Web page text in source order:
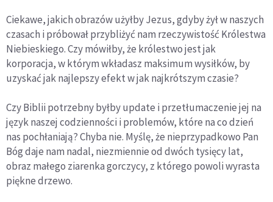
Ciekawe, jakich obrazów użyłby Jezus, gdyby żył w naszych
czasach i próbował przybliżyć nam rzeczywistość Królestwa
Niebieskiego. Czy mówiłby, że królestwo jest jak
korporacja, w którym wkładasz maksimum wysiłków, by
uzyskać jak najlepszy efekt w jak najkrótszym czasie?
Czy Biblii potrzebny byłby update i przetłumaczenie jej na
język naszej codzienności i problemów, które na co dzień
nas pochłaniają? Chyba nie. Myślę, że nieprzypadkowo Pan
Bóg daje nam nadal, niezmiennie od dwóch tysięcy lat,
obraz małego ziarenka gorczycy, z którego powoli wyrasta
piękne drzewo.